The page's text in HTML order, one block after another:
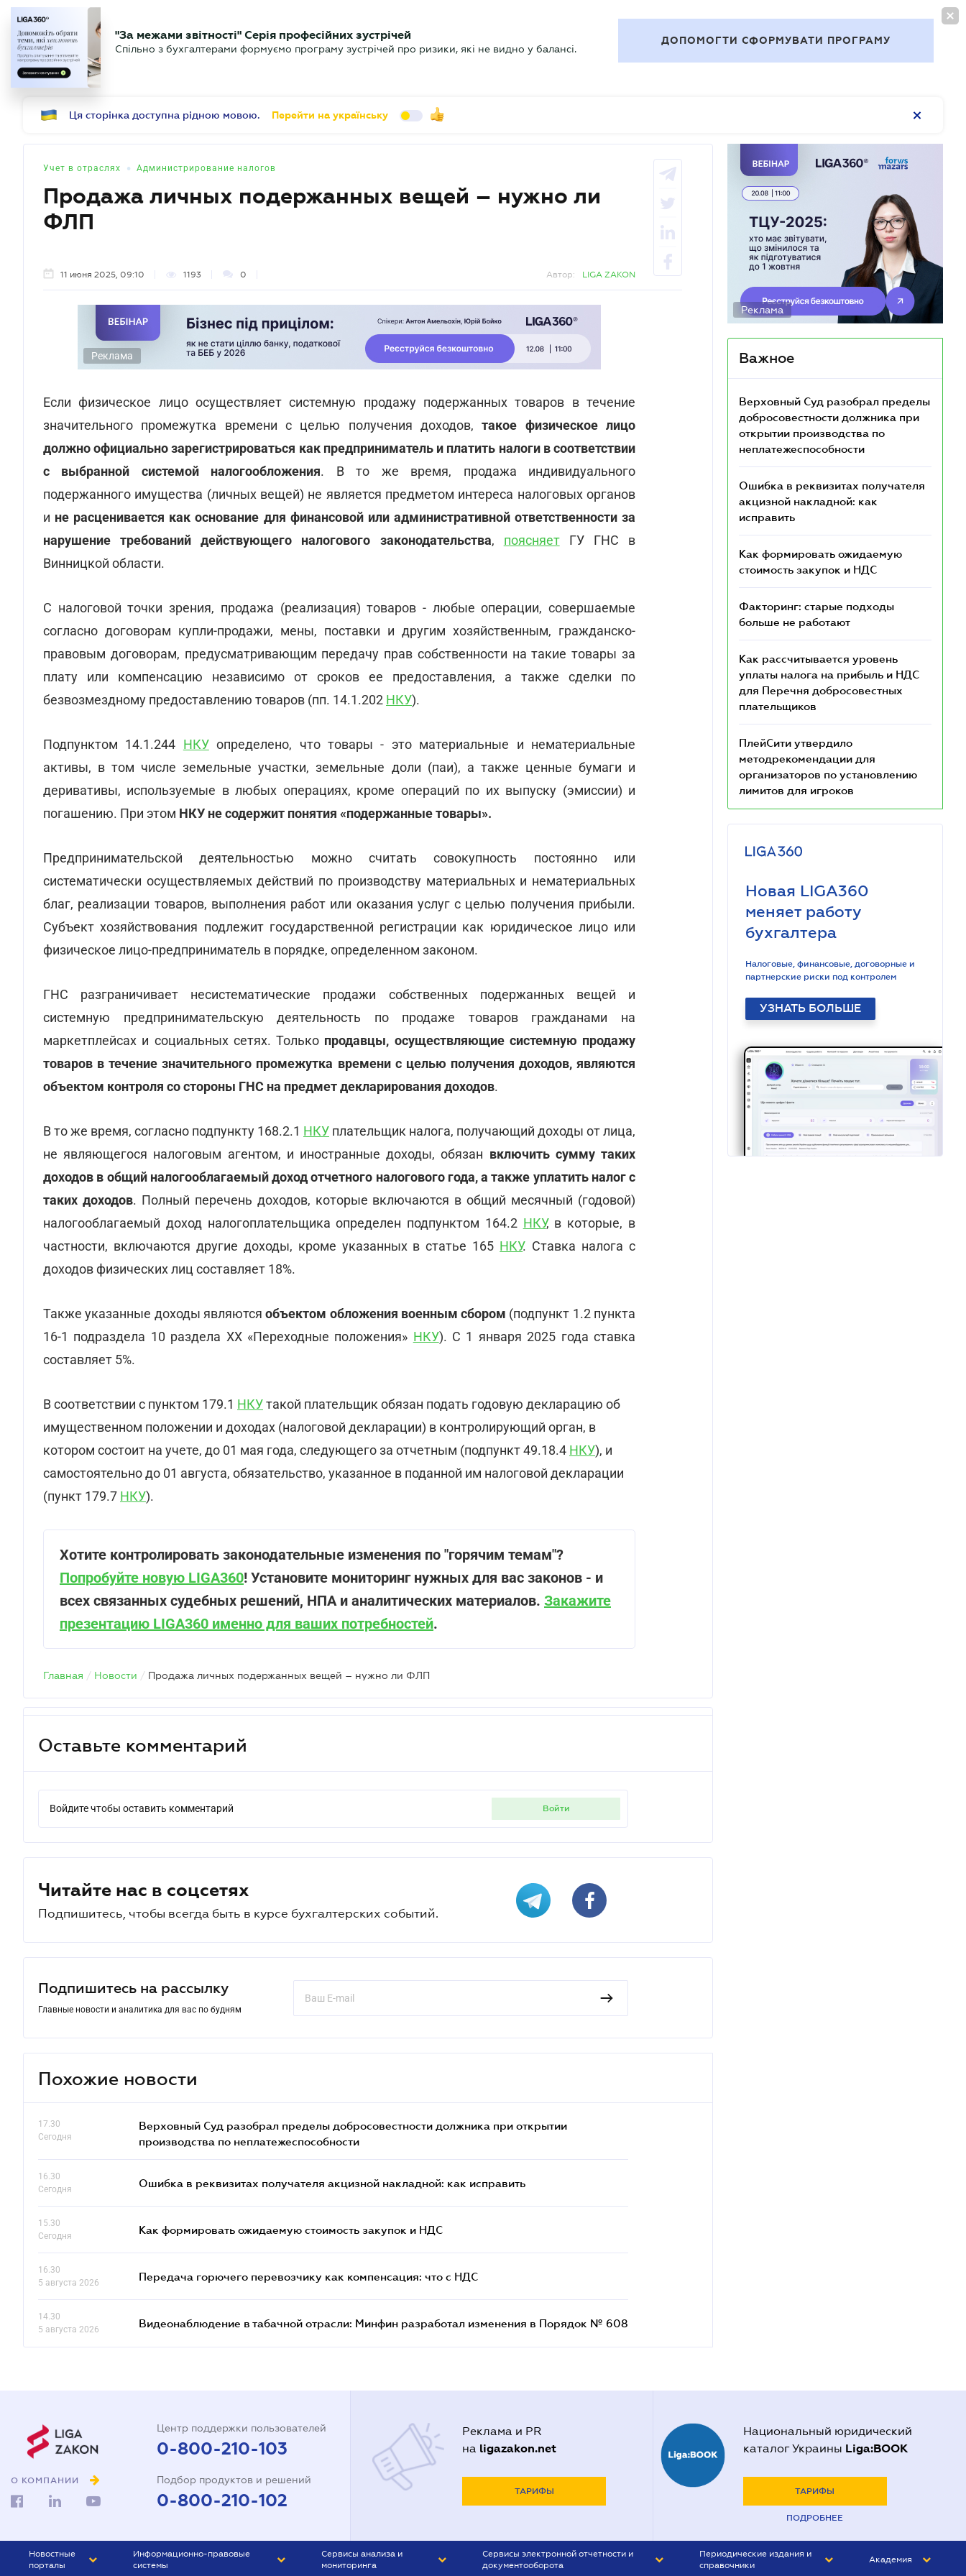
БУХГАЛТЕР Новости Аналитика Календарь Актуально
"За межами звітності" Серія професійних зустрічей
Спільно з бухгалтерами формуємо програму зустрічей про ризики, які не видно у балансі.
ДОПОМОГТИ СФОРМУВАТИ ПРОГРАМУ
Ця сторінка доступна рідною мовою. Перейти на українську
Учет в отраслях • Администрирование налогов
Продажа личных подержанных вещей – нужно ли
ФЛП
11 июня 2025, 09:10 1193 0 Автор: LIGA ZAKON
Реклама
Если физическое лицо осуществляет системную продажу подержанных товаров в течение
значительного промежутка времени с целью получения доходов,такое физическое лицо
должно официально зарегистрироваться как предприниматель и платить налоги в соответствии
с выбранной системой налогообложения. В то же время, продажа индивидуального
подержанного имущества (личных вещей) не является предметом интереса налоговых органов
и не расценивается как основание для финансовой или административной ответственности за
нарушение требований действующего налогового законодательства, поясняетГУ ГНС в
Винницкой области.
С налоговой точки зрения, продажа (реализация) товаров - любые операции, совершаемые
согласно договорам купли-продажи, мены, поставки и другим хозяйственным, гражданско-
правовым договорам, предусматривающим передачу прав собственности на такие товары за
плату или компенсацию независимо от сроков ее предоставления, а также сделки по
безвозмездному предоставлению товаров (пп. 14.1.202 НКУ).
Подпунктом 14.1.244 НКУопределено, что товары - это материальные и нематериальные
активы, в том числе земельные участки, земельные доли (паи), а также ценные бумаги и
деривативы, используемые в любых операциях, кроме операций по их выпуску (эмиссии) и
погашению. При этом НКУ не содержит понятия «подержанные товары».
Предпринимательской деятельностью можно считать совокупность постоянно или
систематически осуществляемых действий по производству материальных и нематериальных
благ, реализации товаров, выполнения работ или оказания услуг с целью получения прибыли.
Субъект хозяйствования подлежит государственной регистрации как юридическое лицо или
физическое лицо-предприниматель в порядке, определенном законом.
ГНС разграничивает несистематические продажи собственных подержанных вещей и
системную предпринимательскую деятельность по продаже товаров гражданами на
маркетплейсах и социальных сетях. Только продавцы, осуществляющие системную продажу
товаров в течение значительного промежутка времени с целью получения доходов, являются
объектом контроля со стороны ГНС на предмет декларирования доходов.
В то же время, согласно подпункту 168.2.1 НКУ плательщик налога, получающий доходы от лица,
не являющегося налоговым агентом, и иностранные доходы, обязан включить сумму таких
доходов в общий налогооблагаемый доход отчетного налогового года, а также уплатить налог с
таких доходов. Полный перечень доходов, которые включаются в общий месячный (годовой)
налогооблагаемый доход налогоплательщика определен подпунктом 164.2 НКУ, в которые, в
частности, включаются другие доходы, кроме указанных в статье 165 НКУ. Ставка налога с
доходов физических лиц составляет 18%.
Также указанные доходы являютсяобъектом обложения военным сбором (подпункт 1.2 пункта
16-1 подраздела 10 раздела XX «Переходные положения» НКУ). С 1 января 2025 года ставка
составляет 5%.
В соответствии с пунктом 179.1 НКУтакой плательщик обязан подать годовую декларацию об
имущественном положении и доходах (налоговой декларации) в контролирующий орган, в
котором состоит на учете, до 01 мая года, следующего за отчетным (подпункт 49.18.4 НКУ), и
самостоятельно до 01 августа, обязательство, указанное в поданной им налоговой декларации
(пункт 179.7 НКУ).
Хотите контролировать законодательные изменения по "горячим темам"?
Попробуйте новую LIGA360! Установите мониторинг нужных для вас законов - и
всех связанных судебных решений, НПА и аналитических материалов. Закажите
презентацию LIGA360 именно для ваших потребностей.
Главная / Новости / Продажа личных подержанных вещей – нужно ли ФЛП
Оставьте комментарий
Войдите чтобы оставить комментарий войти
Читайте нас в соцсетях
Подпишитесь, чтобы всегда быть в курсе бухгалтерских событий.
Подпишитесь на рассылку
Главные новости и аналитика для вас по будням
Похожие новости
17.30
Сегодня
Верховный Суд разобрал пределы добросовестности должника при открытии
производства по неплатежеспособности
16.30
Сегодня
Ошибка в реквизитах получателя акцизной накладной: как исправить
15.30
Сегодня
Как формировать ожидаемую стоимость закупок и НДС
16.30
5 августа 2026
Передача горючего перевозчику как компенсация: что с НДС
14.30
5 августа 2026
Видеонаблюдение в табачной отрасли: Минфин разработал изменения в Порядок № 608
Реклама
Важное
Верховный Суд разобрал пределы
добросовестности должника при
открытии производства по
неплатежеспособности
Ошибка в реквизитах получателя
акцизной накладной: как
исправить
Как формировать ожидаемую
стоимость закупок и НДС
Факторинг: старые подходы
больше не работают
Как рассчитывается уровень
уплаты налога на прибыль и НДС
для Перечня добросовестных
плательщиков
ПлейСити утвердило
методрекомендации для
организаторов по установлению
лимитов для игроков
Новая LIGA360
меняет работу
бухгалтера
Налоговые, финансовые, договорные и
партнерские риски под контролем
УЗНАТЬ БОЛЬШЕ
О КОМПАНИИ
Центр поддержки пользователей
0-800-210-103
Подбор продуктов и решений
0-800-210-102
Реклама и PR
на ligazakon.net
ТАРИФЫ
Национальный юридический
каталог Украины Liga:BOOK
ТАРИФЫ
ПОДРОБНЕЕ
Новостные
порталы
Информационно-правовые
системы
Сервисы анализа и
мониторинга
Сервисы электронной отчетности и
документооборота
Периодические издания и
справочники
Академия